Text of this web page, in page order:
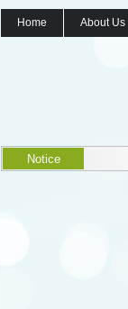
Home About Us
Notice